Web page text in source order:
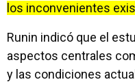
los inconvenientes
Runin indicó que el
aspectos centrales
y las condiciones